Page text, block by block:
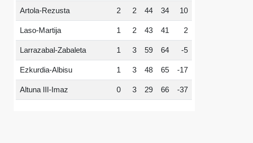
Artola-Rezusta 2 2 44 34 10
Laso-Martija 1 2 43 41 2
Larrazabal-Zabaleta 1 3 59 64 -5
Ezkurdia-Albisu 1 3 48 65 -17
Altuna III-Imaz 0 3 29 66 -37